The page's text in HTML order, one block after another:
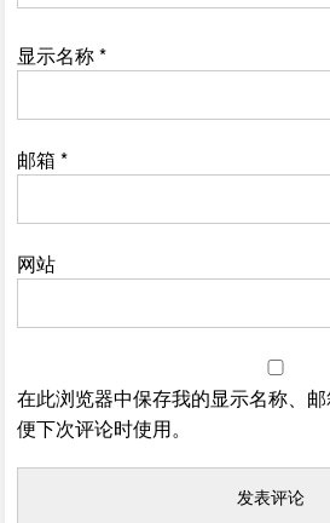
显示名称*
邮箱*
网站
在此浏览器中保存我的显示名称、
便下次评论时使用。